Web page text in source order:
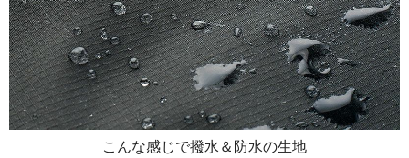
こんな感じで撥水＆防水の生地